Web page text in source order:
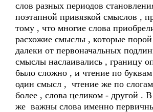
слов разных периодов
поэтапной привязкой смыслов ,
тому , что многие слова
расхожие смыслы , которые порой
далеки от первоначальных
смыслы наслаивались , границу
было сложно , и чтение по буквам
один смысл , чтение же по
более , слова целиком - другой .
же важны слова именно